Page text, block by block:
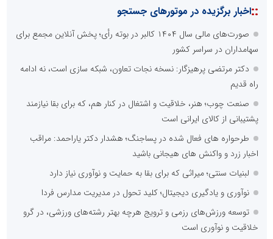
نظرسنجی
مهمترین نیازمندی ساختار اطلاع رسانی روابط عمومی های نوین کدام
گزینه است؟
راه اندازی خبرگزاری داخلی
همراهی شبکه های اجتماعی و پیام رسان ها
پخش آنلاین تمامی رویدادها
ارائه خدمات آموزشی برای مخاطیان هدف
درج کلیه خدمات اطلاع رسانی در بستر اینترنت
کاهش هزینه های درج خبر در رسانه ها
نظرسنجی